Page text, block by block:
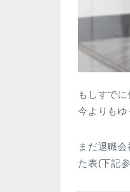
もしすで
今よりもゆ
まだ退職
た表(下記